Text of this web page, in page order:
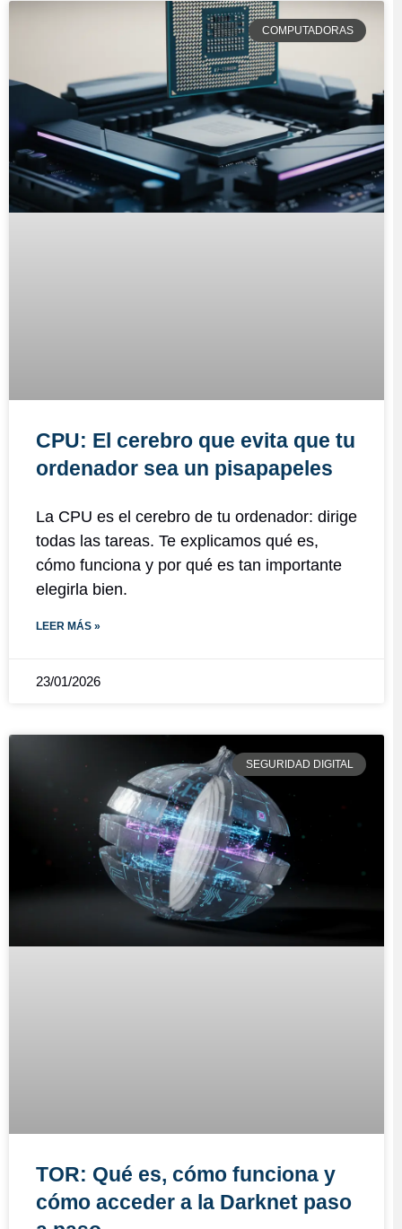
COMPUTADORAS
CPU: El cerebro que evita que tu
ordenador sea un pisapapeles
La CPU es el cerebro de tu ordenador: dirige
todas las tareas. Te explicamos qué es,
cómo funciona y por qué es tan importante
elegirla bien.
LEER MÁS »
23/01/2026
SEGURIDAD DIGITAL
TOR: Qué es, cómo funciona y
cómo acceder a la Darknet paso